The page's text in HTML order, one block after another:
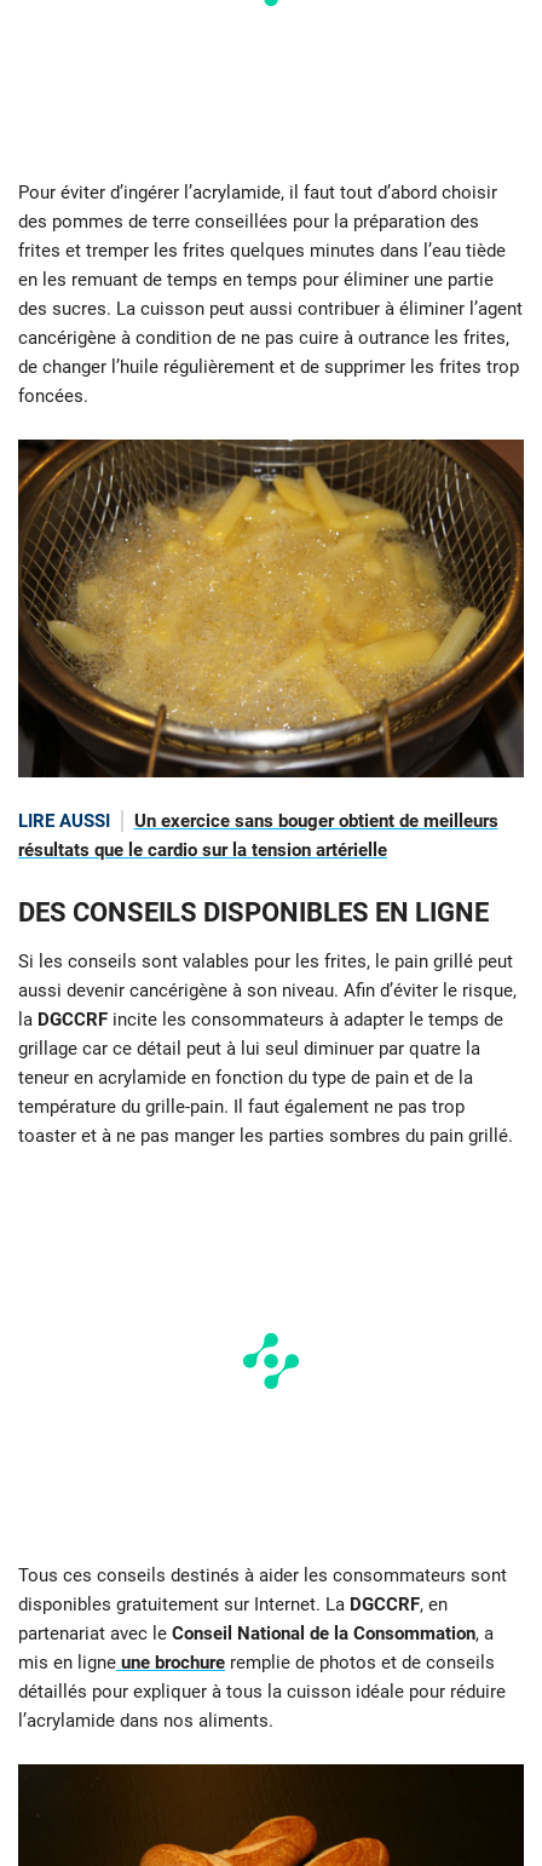
Pour éviter d’ingérer l’acrylamide, il faut tout d’abord choisir
des pommes de terre conseillées pour la préparation des
frites et tremper les frites quelques minutes dans l’eau tiède
en les remuant de temps en temps pour éliminer une partie
des sucres. La cuisson peut aussi contribuer à éliminer l’agent
cancérigène à condition de ne pas cuire à outrance les frites,
de changer l’huile régulièrement et de supprimer les frites trop
foncées.
LIRE AUSSI
Un exercice sans bouger obtient de meilleurs
résultats que le cardio sur la tension artérielle
DES CONSEILS DISPONIBLES EN LIGNE
Si les conseils sont valables pour les frites, le pain grillé peut
aussi devenir cancérigène à son niveau. Afin d’éviter le risque,
la DGCCRF incite les consommateurs à adapter le temps de
grillage car ce détail peut à lui seul diminuer par quatre la
teneur en acrylamide en fonction du type de pain et de la
température du grille-pain. Il faut également ne pas trop
toaster et à ne pas manger les parties sombres du pain grillé.
Tous ces conseils destinés à aider les consommateurs sont
disponibles gratuitement sur Internet. La DGCCRF, en
partenariat avec le Conseil National de la Consommation, a
mis en ligne une brochure remplie de photos et de conseils
détaillés pour expliquer à tous la cuisson idéale pour réduire
l’acrylamide dans nos aliments.